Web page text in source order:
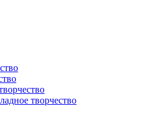
творчество